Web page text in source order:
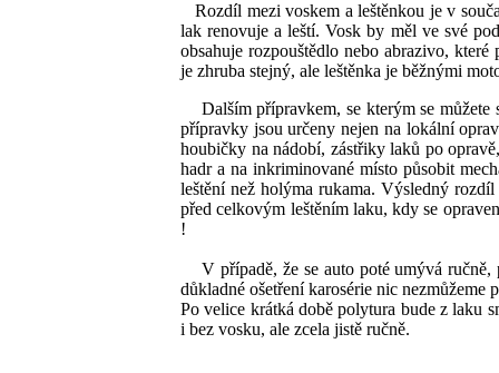
Rozdíl mezi voskem a leštěnkou je v
lak renovuje a leští. Vosk by měl ve své
obsahuje rozpouštědlo nebo abrazivo,
je zhruba stejný, ale leštěnka je běžnými
Dalším přípravkem, se kterým se můžete
přípravky jsou určeny nejen na lokální
houbičky na nádobí, zástřiky laků po
hadr a na inkriminované místo působit
leštění než holýma rukama. Výsledný
před celkovým leštěním laku, kdy se
!
V případě, že se auto poté umývá ručně,
důkladné ošetření karosérie nic nezmůžeme
Po velice krátká době polytura bude z laku
i bez vosku, ale zcela jistě ručně.